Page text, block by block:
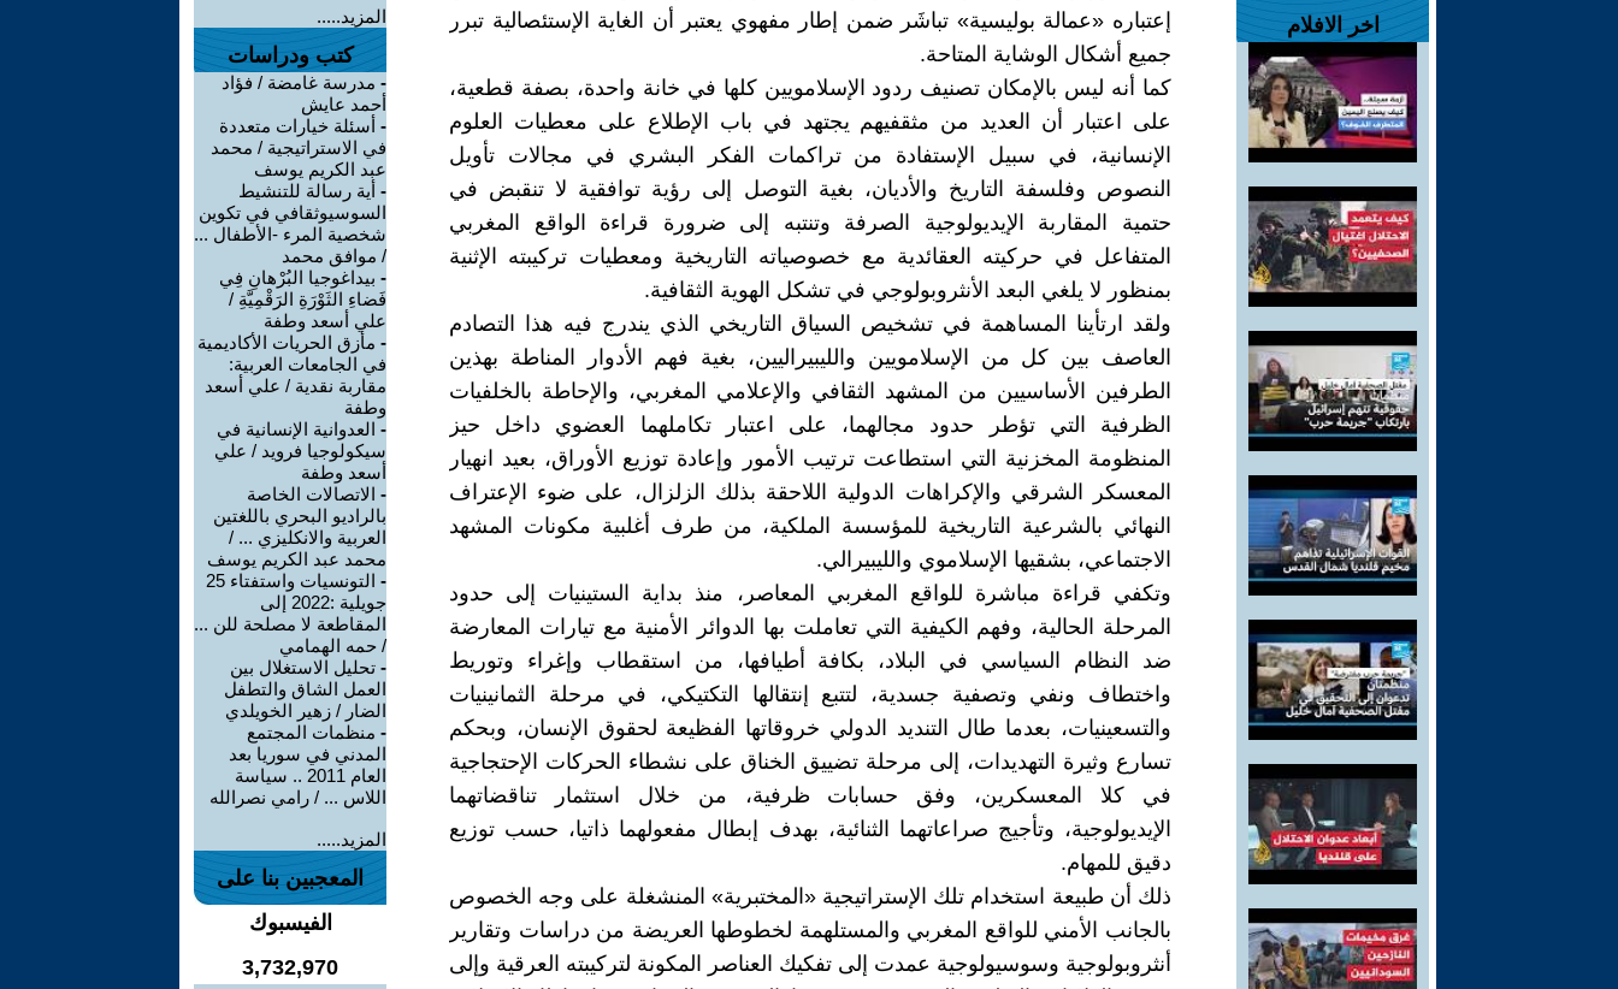
اخر الافلام
إعتباره «عمالة بوليسية» تباشَر ضمن إطار مفهوي يعتبر أن الغاية الإستئصالية تبرر
جميع أشكال الوشاية المتاحة.
كما أنه ليس بالإمكان تصنيف ردود الإسلامويين كلها في خانة واحدة، بصفة قطعية،
على اعتبار أن العديد من مثقفيهم يجتهد في باب الإطلاع على معطيات العلوم
الإنسانية، في سبيل الإستفادة من تراكمات الفكر البشري في مجالات تأويل
النصوص وفلسفة التاريخ والأديان، بغية التوصل إلى رؤية توافقية لا تنقبض في
حتمية المقاربة الإيديولوجية الصرفة وتنتبه إلى ضرورة قراءة الواقع المغربي
المتفاعل في حركيته العقائدية مع خصوصياته التاريخية ومعطيات تركيبته الإثنية
بمنظور لا يلغي البعد الأنثروبولوجي في تشكل الهوية الثقافية.
ولقد ارتأينا المساهمة في تشخيص السياق التاريخي الذي يندرج فيه هذا التصادم
العاصف بين كل من الإسلامويين والليبيراليين، بغية فهم الأدوار المناطة بهذين
الطرفين الأساسيين من المشهد الثقافي والإعلامي المغربي، والإحاطة بالخلفيات
الظرفية التي تؤطر حدود مجالهما، على اعتبار تكاملهما العضوي داخل حيز
المنظومة المخزنية التي استطاعت ترتيب الأمور وإعادة توزيع الأوراق، بعيد انهيار
المعسكر الشرقي والإكراهات الدولية اللاحقة بذلك الزلزال، على ضوء الإعتراف
النهائي بالشرعية التاريخية للمؤسسة الملكية، من طرف أغلبية مكونات المشهد
الاجتماعي، بشقيها الإسلاموي والليبيرالي.
وتكفي قراءة مباشرة للواقع المغربي المعاصر، منذ بداية الستينيات إلى حدود
المرحلة الحالية، وفهم الكيفية التي تعاملت بها الدوائر الأمنية مع تيارات المعارضة
ضد النظام السياسي في البلاد، بكافة أطيافها، من استقطاب وإغراء وتوريط
واختطاف ونفي وتصفية جسدية، لتتبع إنتقالها التكتيكي، في مرحلة الثمانينيات
والتسعينيات، بعدما طال التنديد الدولي خروقاتها الفظيعة لحقوق الإنسان، وبحكم
تسارع وثيرة التهديدات، إلى مرحلة تضييق الخناق على نشطاء الحركات الإحتجاجية
في كلا المعسكرين، وفق حسابات ظرفية، من خلال استثمار تناقضاتهما
الإيديولوجية، وتأجيج صراعاتهما الثنائية، بهدف إبطال مفعولهما ذاتيا، حسب توزيع
دقيق للمهام.
ذلك أن طبيعة استخدام تلك الإستراتيجية «المختبرية» المنشغلة على وجه الخصوص
بالجانب الأمني للواقع المغربي والمستلهمة لخطوطها العريضة من دراسات وتقارير
أنثروبولوجية وسوسيولوجية عمدت إلى تفكيك العناصر المكونة لتركيبته العرقية وإلى
المزيد.....
كتب ودراسات
- مدرسة غامضة / فؤاد
أحمد عايش
- أسئلة خيارات متعددة
في الاستراتيجية / محمد
عبد الكريم يوسف
- أية رسالة للتنشيط
السوسيوثقافي في تكوين
شخصية المرء -الأطفال ...
/ موافق محمد
- بيداغوجيا البُرْهانِ فِي
فَضاءِ الثَوْرَةِ الرَقْمِيَّةِ /
علي أسعد وطفة
- مأزق الحريات الأكاديمية
في الجامعات العربية:
مقاربة نقدية / علي أسعد
وطفة
- العدوانية الإنسانية في
سيكولوجيا فرويد / علي
أسعد وطفة
- الاتصالات الخاصة
بالراديو البحري باللغتين
العربية والانكليزي ... /
محمد عبد الكريم يوسف
-
التونسيات واستفتاء 25
جويلية :2022 إلى
المقاطعة لا مصلحة للن ...
/ حمه الهمامي
- تحليل الاستغلال بين
العمل الشاق والتطفل
الضار / زهير الخويلدي
- منظمات المجتمع
المدني في سوريا بعد
العام 2011 .. سياسة
اللاس ... / رامي نصرالله
المزيد.....
المعجبين بنا على
الفيسبوك
3,732,970